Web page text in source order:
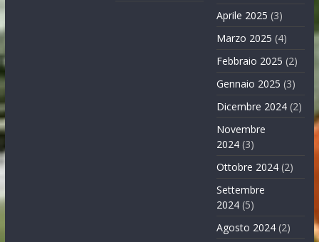
Aprile 2025 (3)
Marzo 2025 (4)
Febbraio 2025 (2)
Gennaio 2025 (3)
Dicembre 2024 (2)
Novembre
2024 (3)
Ottobre 2024 (2)
Settembre
2024 (5)
Agosto 2024 (2)